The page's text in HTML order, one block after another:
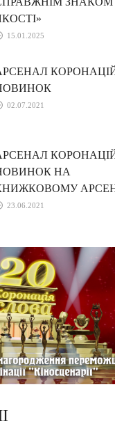
15.01.2025
02.07.2021
НА
23.06.2021